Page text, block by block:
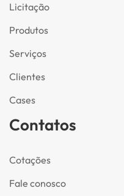
Licitação
Produtos
Serviços
Clientes
Cases
Contatos
Cotações
Fale conosco